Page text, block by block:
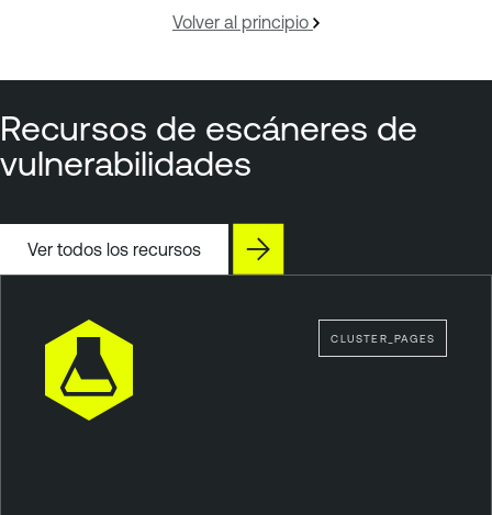
Volver al principio
Recursos de escáneres de
vulnerabilidades
Ver todos los recursos
CLUSTER_PAGES